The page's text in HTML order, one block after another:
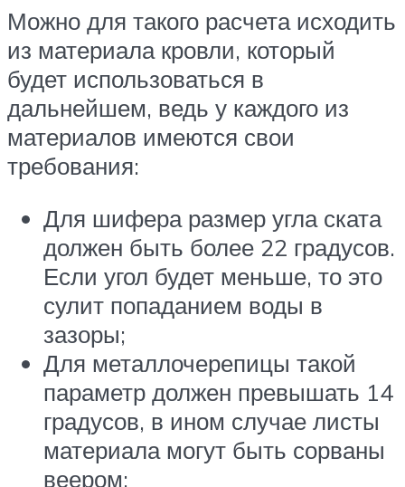
Можно для такого расчета исходить
из материала кровли, который
будет использоваться в
дальнейшем, ведь у каждого из
материалов имеются свои
требования:
Для шифера размер угла ската
должен быть более 22 градусов.
Если угол будет меньше, то это
сулит попаданием воды в
зазоры;
Для металлочерепицы такой
параметр должен превышать 14
градусов, в ином случае листы
материала могут быть сорваны
веером;